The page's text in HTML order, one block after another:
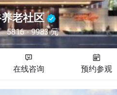
老社区
5816 - 9983 元
在线咨询 预约参观